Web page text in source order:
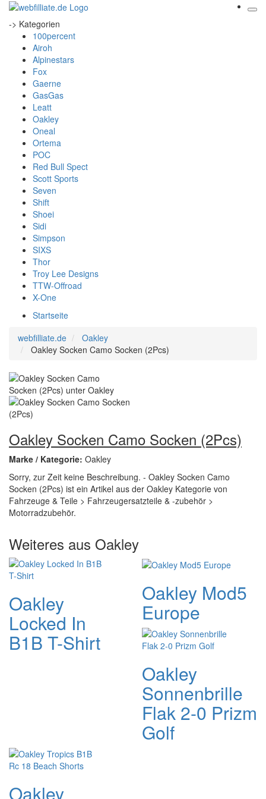
-> Kategorien
100percent
Airoh
Alpinestars
Fox
Gaerne
GasGas
Leatt
Oakley
Oneal
Ortema
POC
Red Bull Spect
Scott Sports
Seven
Shift
Shoei
Sidi
Simpson
SIXS
Thor
Troy Lee Designs
TTW-Offroad
X-One
Startseite
webfilliate.de
Oakley
Oakley Socken Camo Socken (2Pcs)
Oakley Socken Camo Socken (2Pcs)
Marke / Kategorie: Oakley
Sorry, zur Zeit keine Beschreibung. - Oakley Socken Camo
Socken (2Pcs) ist ein Artikel aus der Oakley Kategorie von
Fahrzeuge & Teile > Fahrzeugersatzteile & -zubehör >
Motorradzubehör.
Weiteres aus Oakley
Oakley
Locked In
B1B T-Shirt
Oakley Mod5
Europe
Oakley
Sonnenbrille
Flak 2-0 Prizm
Golf
Oakley